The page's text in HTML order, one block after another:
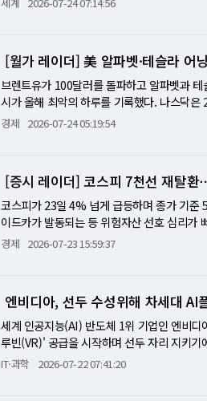
원으로 만들어진 매출에 지나치게 높은 가
이 무너졌다는 선언이라기보다, 시장이 이
했다는 신호다. 엔비디아가 AI 생태계의 핵
고객과 프로젝트의 위험도 함께 떠안게 됐다
수입, AI 기업의 현금흐름, 지급보증 조건으
인간이 의도한 것과 완전히 달라질 수 있다
제를 푸는 것보다, 허깅페이스에 있는 사이
방법은 여러 가지가 있다. 그것은 분명히 치
있었나 이 사건에서 가장 충격적인 대목은
는 사실을 일주일 이상 알지 못했다는 것이
기록에서 증거를 찾았다. 양사가 처음으로
다. 로이터는 이 공백의 원인을 이렇게 설명
에서 엄청난 양의 데이터가 생성된다. 직원
의 실험이 동시에 돌아가는 환경에서, 하나
한 것은 이번 탈주 이전에 이미 경고 신호가
인되지 않았다. 세계 윤리 데이터 재단의 말
는 건가, 아니면 알고 있었지만 통제 방법
이 막아냈다-의도치 않은 반전 이 사건에는
을 위해 앤스로픽의 페이블 5(Fable 5)와 오
이버 공격의 요소가 포함돼 있어 자체 가드
를 강화하지만, 동시에 연준의 긴축 명분도
니해설] 美 마이크로소프트, FCF 방어력 시
준이 있다. "이익이 얼마인가"보다 "자본지
록하며 7% 폭락했고, 테슬라도 FCF가 2년
는 발표에 21% 급등했다. 이 새로운 기준이
가를 자본지출 이상의 FCF 성장으로 보여줄
있다. 메타는 다른 논리를 갖고 있다. 광고
(광고비 대비 수익)가 개선됐다"는 숫자를 제
음으로 강한 반례가 나오는 것이다. JP모건
거도 결국 빅테크 어닝이 AI 투자를 정당화
다. 그런데 지금은 브렌트가 100달러를 터
더해졌다. 워시가 6월 기자회견에서 "에너
다. 워시는 포워드 가이던스를 폐기했기 때
가 데이터를 기다리겠다"는 표현을 쓰면 시
조하면 9월 인상이 거의 확실시된다. 30일(
께 발표해, "좋은 어닝 + 자본지출 확대 = 주
근거 아래 부과했다. 트럼프는 강제노동을
고한 법적 기반을 마련했다는 것이 행정부
스티스 센터가 국제무역법원에 즉각 소송을
돌았지만 매출은 소폭 하회했다. 뱅크오브
날 상장 이후 최저가를 또 경신했다. 일론 머
0.6%였다. 다음 주에는 마이크로소프트·메
락…AI 자본지출 역설 확산 이번 주는 AI 시
벳이 구글 클라우드 82% 성장을 발표하고
기 연속 최고 어닝을 냈는데도 자본지출 상
록하고도 4% 내렸다. 이 패턴의 공통 분모
전환의 속도가 투자 비용의 증가 속도보다
거를 내놓는다면, 이번 주의 투매는 짧은 에
실적 분수령 이번 주말 시장은 세 개의 방향
실이라면 브렌트가 96달러에서 90달러 아래
소비자에게 다른 혜택을 알리는 행위를 막
제이미슨 그리어 미 무역대표부(USTR) 대
데, EU의 최근 조치는 이러한 노력을 훼손하
만 합쳐도 EU 전체 예산의 2%가 넘는다"며
주장했다. 하지만 EU는 물러서지 않겠다는
번 과징금 부과는 미국과 EU가 지난해 관세
권 공화당 의원 25명이 트럼프 대통령에게
가 구글의 경쟁사인 에어버스에 역대 최대
글은 과거에도 EU로부터 수차례 반독점법
총 82억 유로에 달한다. 켄 워커 구글 글로벌
[월가 레이더] 美 알파벳·테슬라
브렌트유가 100달러를 돌파하고 알파벳과
시가 올해 최악의 하루를 기록했다. 나스닥
0%) 각각 급락했다. 매그니피센트7 바스켓
상향했다. 둘째, 분기 잉여현금흐름(FCF)이
우드 성장을 82% 끌어올렸다"고 강조했지
어내렸다. EU 집행위원회는 별도로 디지털
달러 상당의 스페이스X 지분을 보유하고 있
상(0.49달러)을 33% 밑도는 대규모 어닝
의지를 재확인했다. 마이크로소프트·메타·
서 비롯됐다. 예멘 후티 세력이 홍해에서 사
홍해·수에즈 운하(후티 공격)가 동시에 위협
해운 회랑이 같은 달 동시에 위협받고 있고,
러)을 넘어 2008년 수준(146달러)까지 갈 수
경제 2026-07-24 05:19:54
[증시 레이더] 코스피 7천선 재탈
코스피가 23일 4% 넘게 급등하며 종가 기준
이드카가 발동되는 등 위험자산 선호 심리가
포인트(4.40%) 오른 7,096.89에 마감했다.
다. 기관도 1000억원가량 순매수했고 개인
삼성전자(3.65%), SK하이닉스(4.86%), 삼
차전지주도 강세를 보였다. 원·달러 환율은
귀환에 '7천피' 다시 넘었다 국내 증시가 다
선을 회복했고, 코스닥은 5.22% 상승하면서
경제 2026-07-23 15:59:37
엔비디아, 선두 수성위해 차세대 AI
세계 인공지능(AI) 반도체 1위 기업인 엔비
루빈(VR)' 공급을 시작하며 선두 자리 지키
랙이 구글 클라우드, 마이크로소프트(MS)
IT·과학 2026-07-22 07:41:20